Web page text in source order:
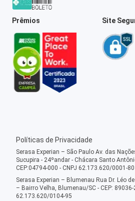
Prêmios Site
Políticas de Privacidade
Serasa Experian – São Paulo Av. das
Sucupira - 24ºandar - Chácara Santo
CEP:04794-000 - CNPJ 62.173.620/0001-80
Serasa Experian – Blumenau Rua Dr. Léo
– Bairro Velha, Blumenau/SC - CEP: 89036-
62.173.620/0104-95